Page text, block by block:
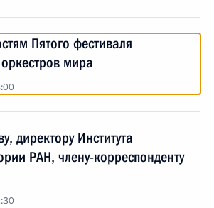
Пятого фестиваля
мира
директору Института
РАН, члену-корреспонденту